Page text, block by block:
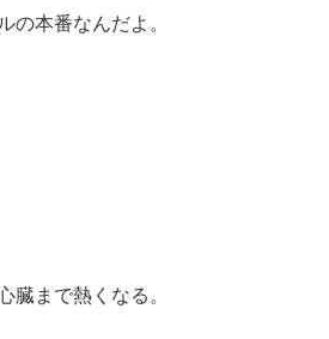
の本番なんだよ。
臓まで熱くなる。